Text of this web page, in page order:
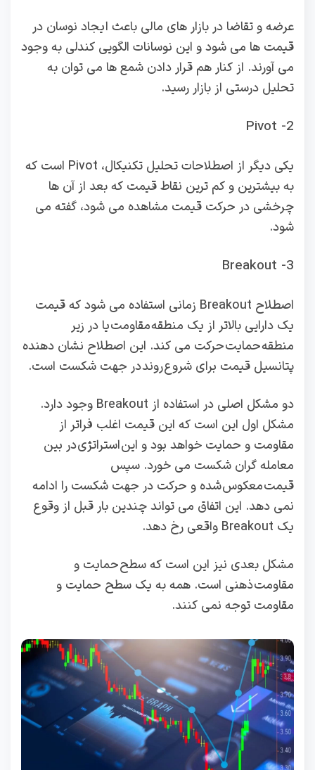
عرضه و تقاضا در بازار های مالی باعث ایجاد نوسان در
قیمت ها می شود و این نوسانات الگویی کندلی به وجود
می آورند. از کنار هم قرار دادن شمع ها می توان به
تحلیل درستی از بازار رسید.
2- Pivot
یکی دیگر از اصطلاحات تحلیل تکنیکال، Pivot است که
به بیشترین و کم ترین نقاط قیمت که بعد از آن ها
چرخشی در حرکت قیمت مشاهده می شود، گفته می
شود.
3- Breakout
اصطلاح Breakout زمانی استفاده می شود که قیمت
یک دارایی بالاتر از یک منطقه مقاومت یا در زیر
منطقه حمایت حرکت می کند. این اصطلاح نشان دهنده
پتانسیل قیمت برای شروع روند در جهت شکست است.
دو مشکل اصلی در استفاده از Breakout وجود دارد.
مشکل اول این است که این قیمت اغلب فراتر از
مقاومت و حمایت خواهد بود و این استراتژی در بین
معامله گران شکست می خورد. سپس
قیمت معکوس شده و حرکت در جهت شکست را ادامه
نمی دهد. این اتفاق می تواند چندین بار قبل از وقوع
یک Breakout واقعی رخ دهد.
مشکل بعدی نیز این است که سطح حمایت و
مقاومت ذهنی است. همه به یک سطح حمایت و
مقاومت توجه نمی کنند.